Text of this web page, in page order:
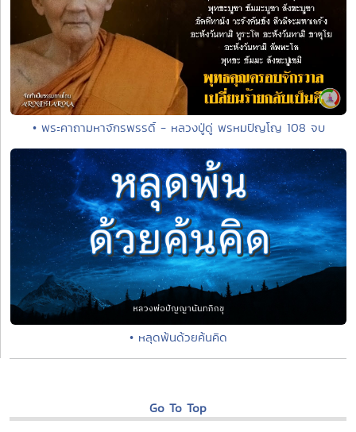
• พระคาถามหาจักรพรรดิ์ - หลวงปู่ดู่ พรหมปัญโญ 108 จบ
• หลุดพ้นด้วยค้นคิด
Go To Top